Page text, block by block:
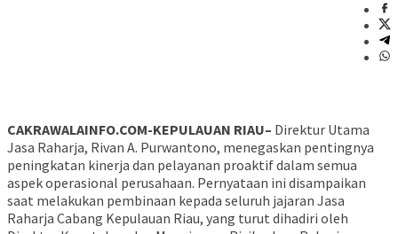
CAKRAWALAINFO.COM-KEPULAUAN RIAU– Direktur Utama
Jasa Raharja, Rivan A. Purwantono, menegaskan pentingnya
peningkatan kinerja dan pelayanan proaktif dalam semua
aspek operasional perusahaan. Pernyataan ini disampaikan
saat melakukan pembinaan kepada seluruh jajaran Jasa
Raharja Cabang Kepulauan Riau, yang turut dihadiri oleh